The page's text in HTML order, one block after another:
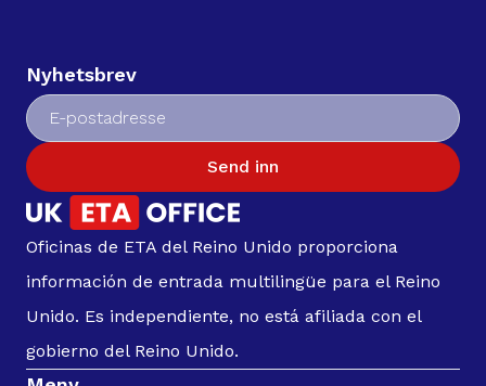
Nyhetsbrev
Send inn
Oficinas de ETA del Reino Unido proporciona
información de entrada multilingüe para el Reino
Unido. Es independiente, no está afiliada con el
gobierno del Reino Unido.